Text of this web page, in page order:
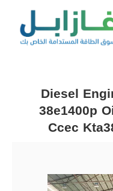
Diesel
38e1400p
Ccec